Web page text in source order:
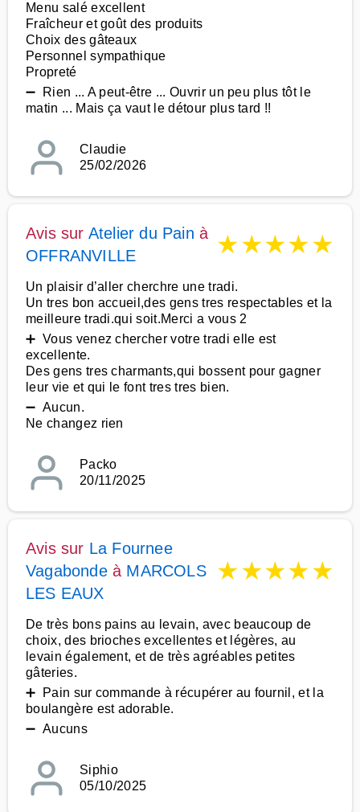
Menu salé excellent
Fraîcheur et goût des produits
Choix des gâteaux
Personnel sympathique
Propreté
➖ Rien ... A peut-être ... Ouvrir un peu plus tôt le
matin ... Mais ça vaut le détour plus tard !!
Claudie
25/02/2026
Avis sur Atelier du Pain à
OFFRANVILLE
★★★★★
Un plaisir d’aller cherchre une tradi.
Un tres bon accueil,des gens tres respectables et la
meilleure tradi.qui soit.Merci a vous 2
➕ Vous venez chercher votre tradi elle est
excellente.
Des gens tres charmants,qui bossent pour gagner
leur vie et qui le font tres tres bien.
➖ Aucun.
Ne changez rien
Packo
20/11/2025
Avis sur La Fournee
Vagabondeà MARCOLS
LES EAUX
★★★★★
De très bons pains au levain, avec beaucoup de
choix, des brioches excellentes et légères, au
levain également, et de très agréables petites
gâteries.
➕ Pain sur commande à récupérer au fournil, et la
boulangère est adorable.
➖ Aucuns
Siphio
05/10/2025